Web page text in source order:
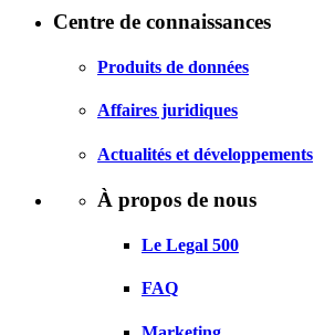
Centre de connaissances
Produits de données
Affaires juridiques
Actualités et développements
À propos de nous
Le Legal 500
FAQ